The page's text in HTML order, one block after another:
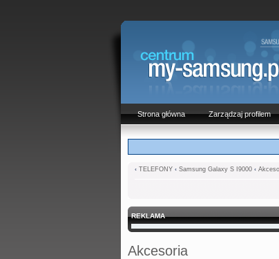
Strona główna Zarządzaj profilem
‹ TELEFONY ‹ Samsung Galaxy S I9000 ‹
REKLAMA
Akcesoria